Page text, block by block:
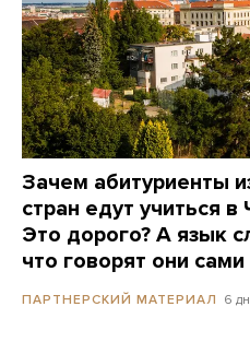
Зачем абитуриенты
стран едут учиться
Это дорого? А язык
что говорят они сами
ПАРТНЕРСКИЙ МАТЕРИАЛ 6